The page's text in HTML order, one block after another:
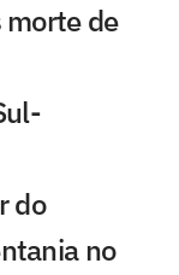
morte de
do
no